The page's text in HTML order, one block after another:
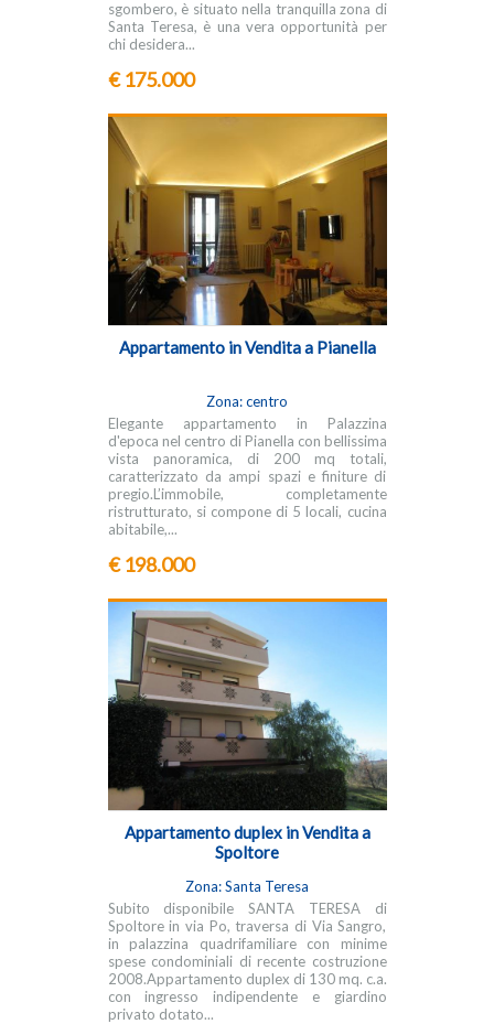
sgombero, è situato nella tranquilla zona di
Santa Teresa, è una vera opportunità per
chi desidera...
€ 175.000
Appartamento in Vendita a Pianella
Zona: centro
Elegante appartamento in Palazzina
d'epoca nel centro di Pianella con bellissima
vista panoramica, di 200 mq totali,
caratterizzato da ampi spazi e finiture di
pregio.L’immobile, completamente
ristrutturato, si compone di 5 locali, cucina
abitabile,...
€ 198.000
Appartamento duplex in Vendita a
Spoltore
Zona: Santa Teresa
Subito disponibile SANTA TERESA di
Spoltore in via Po, traversa di Via Sangro,
in palazzina quadrifamiliare con minime
spese condominiali di recente costruzione
2008.Appartamento duplex di 130 mq. c.a.
con ingresso indipendente e giardino
privato dotato...